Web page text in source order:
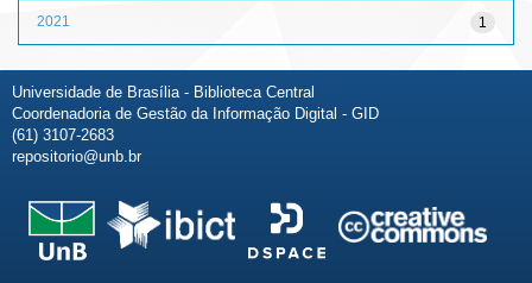
1
2021
Universidade de Brasília - Biblioteca Central
Coordenadoria de Gestão da Informação Digital - GID
(61) 3107-2683
repositorio@unb.br